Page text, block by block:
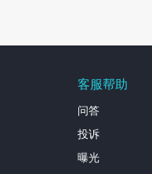
客服帮助
问答
投诉
曝光